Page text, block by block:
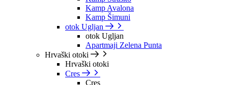
Kamp Avalona
Kamp Šimuni
otok Ugljan
otok Ugljan
Apartmaji Zelena Punta
Hrvaški otoki
Hrvaški otoki
Cres
Cres